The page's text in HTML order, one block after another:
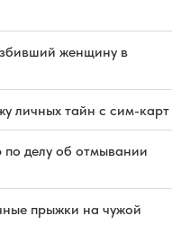
женщину в
личных тайн с сим-карт
делу об отмывании
прыжки на чужой